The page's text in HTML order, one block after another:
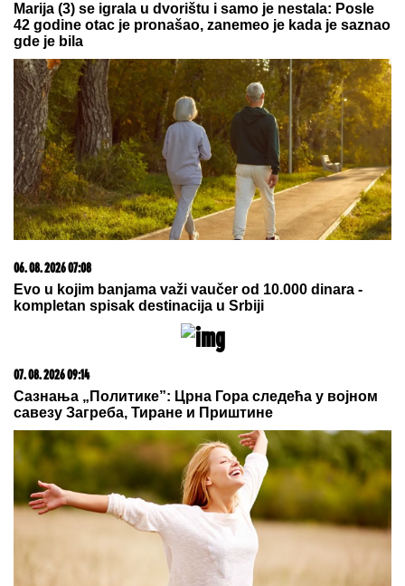
Marija (3) se igrala u dvorištu i samo je nestala: Posle
42 godine otac je pronašao, zanemeo je kada je saznao
gde je bila
06. 08. 2026 07:08
Evo u kojim banjama važi vaučer od 10.000 dinara -
kompletan spisak destinacija u Srbiji
07. 08. 2026 09:14
Сазнања „Политике”: Црна Гора следећа у војном
савезу Загреба, Тиране и Приштине